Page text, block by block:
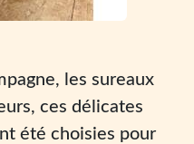
les sureaux
ces délicates
été choisies pour